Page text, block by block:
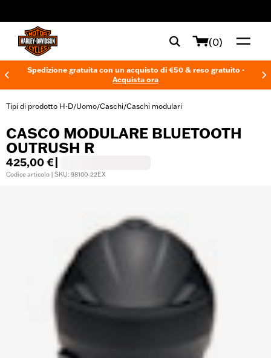
(0)
Spedizione gratuita con un acquisto di €50 & reso gratuito -
Acquista ora
Tipi di prodotto H-D/Uomo/Caschi/Caschi modulari
CASCO MODULARE BLUETOOTH
OUTRUSH R
425,00 €
Codice articolo | SKU: 98100-22EX